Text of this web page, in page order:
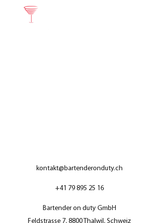
kontakt@bartenderonduty.ch
+41 79 895 25 16
Bartender on duty GmbH
Feldstrasse 7, 8800 Thalwil, Schweiz